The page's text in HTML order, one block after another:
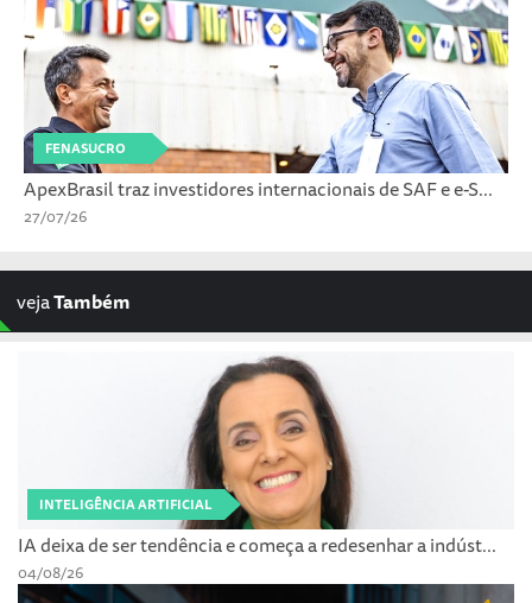
FENASUCRO
ApexBrasil traz investidores internacionais de SAF e e-S...
27/07/26
vejaTambém
INTELIGÊNCIA ARTIFICIAL
IA deixa de ser tendência e começa a redesenhar a indúst...
04/08/26